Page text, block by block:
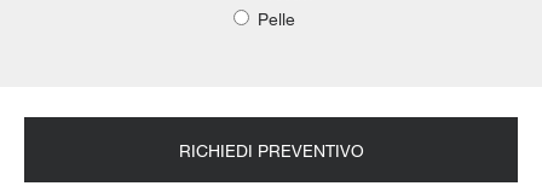
Pelle
RICHIEDI PREVENTIVO